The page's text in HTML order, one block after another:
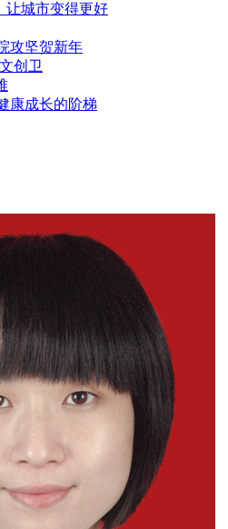
让城市变得更好
攻坚贺新年
创卫
康成长的阶梯